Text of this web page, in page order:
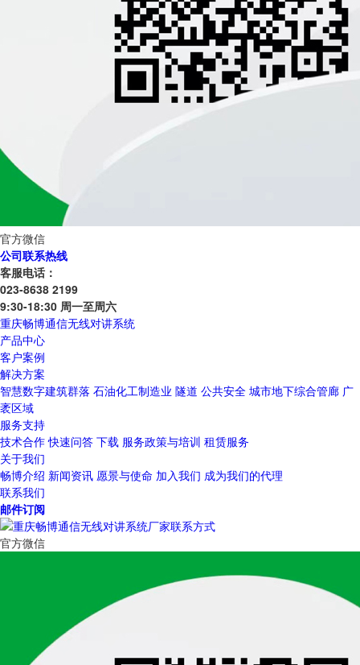
官方微信
公司联系热线
客服电话：
023-8638 2199
9:30-18:30 周一至周六
重庆畅博通信无线对讲系统
产品中心
客户案例
解决方案
智慧数字建筑群落 石油化工制造业 隧道 公共安全 城市地下综合管廊 广
袤区域
服务支持
技术合作 快速问答 下载 服务政策与培训 租赁服务
关于我们
畅博介绍 新闻资讯 愿景与使命 加入我们 成为我们的代理
联系我们
邮件订阅
官方微信